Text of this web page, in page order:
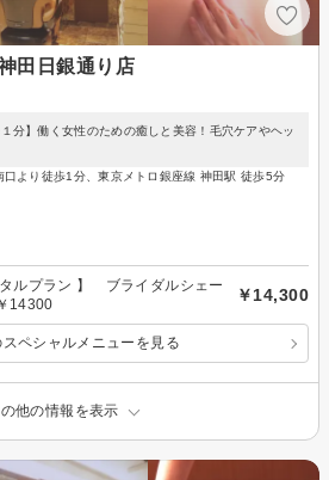
田日銀通り店
分】働く女性のための癒しと美容！毛穴ケアやヘッ
より徒歩1分、東京メトロ銀座線 神田駅 徒歩5分
タルプラン 】 ブライダルシェー
14300
￥14,300
ペシャルメニューを見る
他の情報を表示